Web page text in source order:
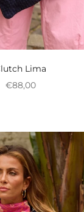
Lima
Preço promocional
€88,00